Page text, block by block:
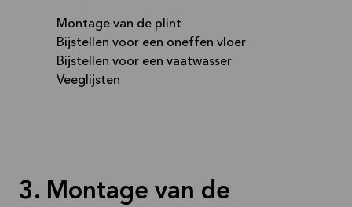
Montage van de plint
Bijstellen voor een oneffen vloer
Bijstellen voor een vaatwasser
Veeglijsten
3. Montage van de